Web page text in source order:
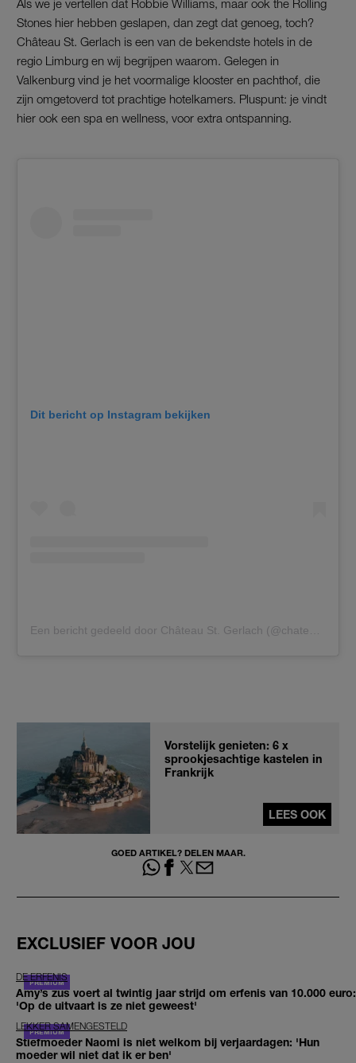
Als we je vertellen dat Robbie Williams, maar ook the Rolling
Stones hier hebben geslapen, dan zegt dat genoeg, toch?
Château St. Gerlach is een van de bekendste hotels in de
regio Limburg en wij begrijpen waarom. Gelegen in
Valkenburg vind je het voormalige klooster en pachthof, die
zijn omgetoverd tot prachtige hotelkamers. Pluspunt: je vindt
hier ook een spa en wellness, voor extra ontspanning.
Dit bericht op Instagram bekijken
Vorstelijk genieten: 6 x
sprookjesachtige kastelen in
Frankrijk
LEES OOK
GOED ARTIKEL? DELEN MAAR.
EXCLUSIEF VOOR JOU
DE ERFENIS
Amy’s zus voert al twintig jaar strijd om erfenis van 10.000 euro:
'Op de uitvaart is ze niet geweest'
LEKKER SAMENGESTELD
Stiefmoeder Naomi is niet welkom bij verjaardagen: 'Hun
moeder wil niet dat ik er ben'